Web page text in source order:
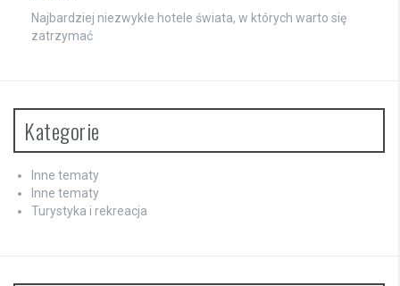
Najbardziej niezwykłe hotele świata, w których warto się
zatrzymać
Kategorie
Inne tematy
Inne tematy
Turystyka i rekreacja